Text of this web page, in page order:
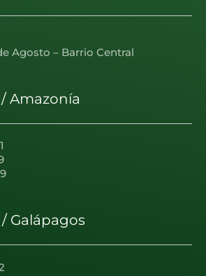
Agosto – Barrio Central
Amazonía
Galápagos